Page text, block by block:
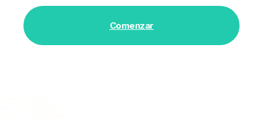
Comenzar